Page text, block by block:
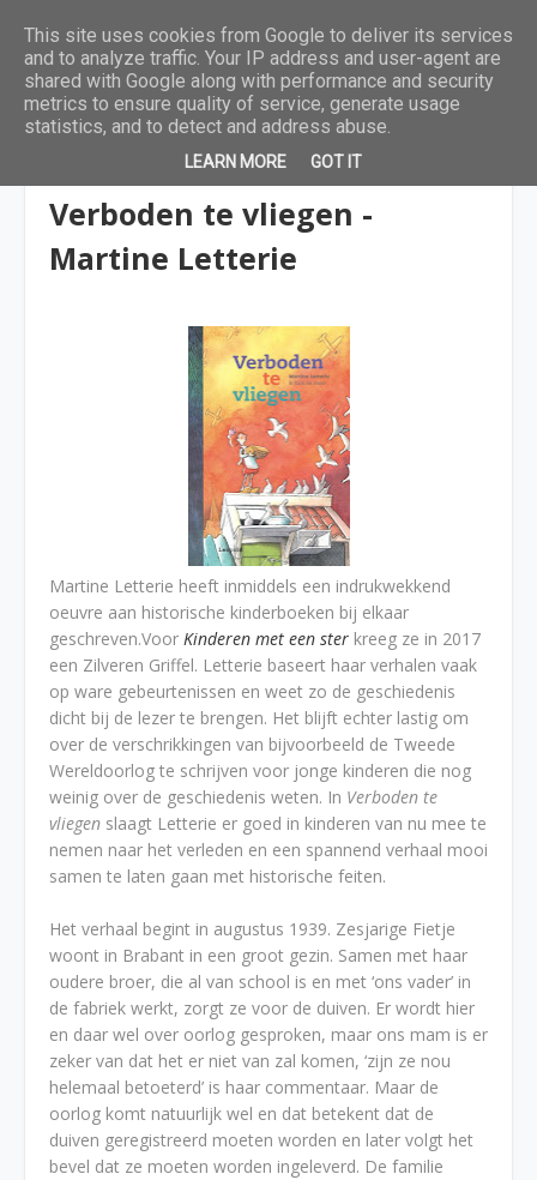
Verboden te vliegen -
Martine Letterie
Martine Letterie heeft inmiddels een indrukwekkend
oeuvre aan historische kinderboeken bij elkaar
geschreven.Voor Kinderen met een ster kreeg ze in 2017
een Zilveren Griffel. Letterie baseert haar verhalen vaak
op ware gebeurtenissen en weet zo de geschiedenis
dicht bij de lezer te brengen. Het blijft echter lastig om
over de verschrikkingen van bijvoorbeeld de Tweede
Wereldoorlog te schrijven voor jonge kinderen die nog
weinig over de geschiedenis weten. In Verboden te
vliegen slaagt Letterie er goed in kinderen van nu mee te
nemen naar het verleden en een spannend verhaal mooi
samen te laten gaan met historische feiten.
Het verhaal begint in augustus 1939. Zesjarige Fietje
woont in Brabant in een groot gezin. Samen met haar
oudere broer, die al van school is en met ‘ons vader’ in
de fabriek werkt, zorgt ze voor de duiven. Er wordt hier
en daar wel over oorlog gesproken, maar ons mam is er
zeker van dat het er niet van zal komen, ‘zijn ze nou
helemaal betoeterd’ is haar commentaar. Maar de
oorlog komt natuurlijk wel en dat betekent dat de
duiven geregistreerd moeten worden en later volgt het
bevel dat ze moeten worden ingeleverd. De familie
This site uses cookies from Google to deliver its services
and to analyze traffic. Your IP address and user-agent are
shared with Google along with performance and security
metrics to ensure quality of service, generate usage
statistics, and to detect and address abuse.
LEARN MORE GOT IT